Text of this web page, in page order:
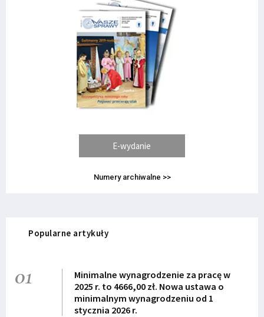
E-wydanie
Numery archiwalne >>
Popularne artykuły
01
Minimalne wynagrodzenie za pracę w
2025 r. to 4666,00 zł. Nowa ustawa o
minimalnym wynagrodzeniu od 1
stycznia 2026 r.